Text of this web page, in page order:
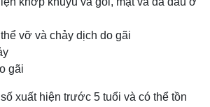
vỡ và chảy dịch do gãi
gãi
xuất hiện trước 5 tuổi và có thể tồn